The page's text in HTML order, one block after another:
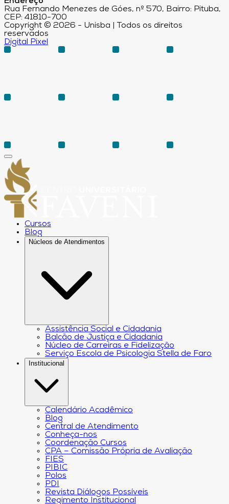
Rua Fernando Menezes de Góes, nº 570, Bairro: Pituba,
CEP: 41810-700
Copyright © 2026 - Unisba | Todos os direitos
reservados
Digital Pixel
Cursos
Blog
Núcleos de Atendimentos
Assistência Social e Cidadania
Balcão de Justiça e Cidadania
Núcleo de Carreiras e Fidelização
Serviço Escola de Psicologia Stella de Faro
Institucional
Calendário Acadêmico
Blog
Central de Atendimento
Conheça-nos
Coordenação Cursos
CPA – Comissão Própria de Avaliação
FIES
PIBIC
Polos
PDI
Revista Diálogos Possíveis
Regimento Institucional